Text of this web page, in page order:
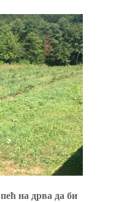
пећ на дрва да би